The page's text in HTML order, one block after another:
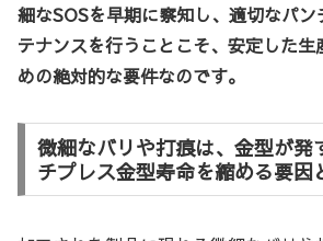
細なSOSを早期に察知し、適切なパ
テナンスを行うことこそ、安定した生
めの絶対的な要件なのです。
微細なバリや打痕は、金型が発
チプレス金型寿命を縮める要因